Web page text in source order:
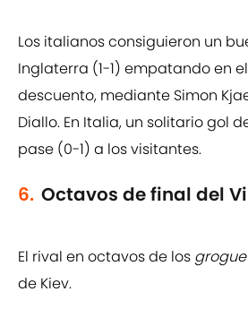
Los italianos consiguieron un
Inglaterra (1-1) empatando en
descuento, mediante Simon
Diallo. En Italia, un solitario gol
pase (0-1) a los visitantes.
6. Octavos de final del
El rival en octavos de los
de Kiev.